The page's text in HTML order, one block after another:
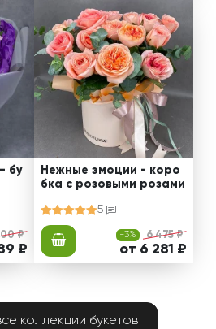
бу
₽
₽
Нежные эмоции - коро
бка с розовыми розами
5
-3% 6 475 ₽
от 6 281 ₽
коллекции букетов